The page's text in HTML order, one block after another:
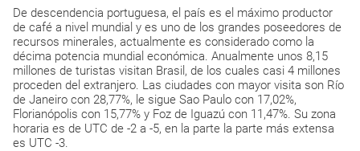
De descendencia portuguesa, el país es el máximo productor
de café a nivel mundial y es uno de los grandes poseedores de
recursos minerales, actualmente es considerado como la
décima potencia mundial económica. Anualmente unos 8,15
millones de turistas visitan Brasil, de los cuales casi 4 millones
proceden del extranjero. Las ciudades con mayor visita son Río
de Janeiro con 28,77%, le sigue Sao Paulo con 17,02%,
Florianópolis con 15,77% y Foz de Iguazú con 11,47%. Su zona
horaria es de UTC de -2 a -5, en la parte la parte más extensa
es UTC -3.